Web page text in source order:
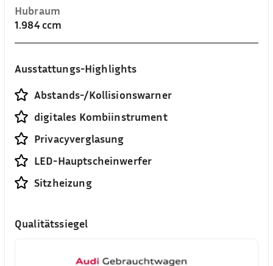
Hubraum
1.984 ccm
Ausstattungs-Highlights
Abstands-/Kollisionswarner
digitales Kombiinstrument
Privacyverglasung
LED-Hauptscheinwerfer
Sitzheizung
Qualitätssiegel